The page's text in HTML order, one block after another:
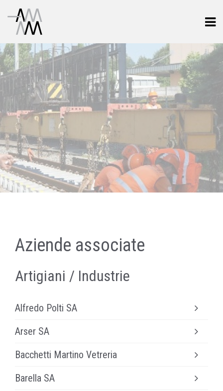
Aziende associate
Artigiani / Industrie
Alfredo Polti SA
Estrazione e lavorazione pietra naturale - Gneis
www.alfredopolti.ch
Arser SA
Costruzione e montaggio quadri elettrici
Bacchetti Martino Vetreria
Vetreria
Barella SA